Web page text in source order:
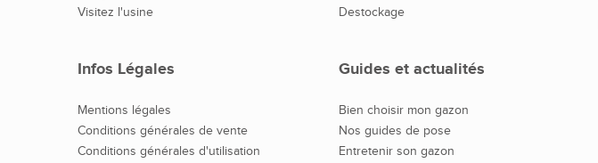
Visitez l'usine
Destockage
Infos Légales
Mentions légales
Conditions générales de vente
Conditions générales d'utilisation
Guides et actualités
Bien choisir mon gazon
Nos guides de pose
Entretenir son gazon